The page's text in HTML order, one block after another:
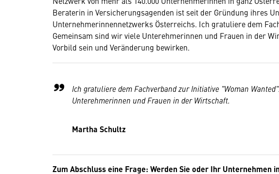
Beraterin in Versicherungsagenden ist seit der Gründung ihres
Unternehmerinnennetzwerks Österreichs. Ich gratuliere dem
Gemeinsam sind wir viele Unterehmerinnen und Frauen in der
Vorbild sein und Veränderung bewirken.
Ich gratuliere dem Fachverband zur Initiative "Woman
Unterehmerinnen und Frauen in der Wirtschaft.
Martha Schultz
Zum Abschluss eine Frage: Werden Sie oder Ihr Unternehmen